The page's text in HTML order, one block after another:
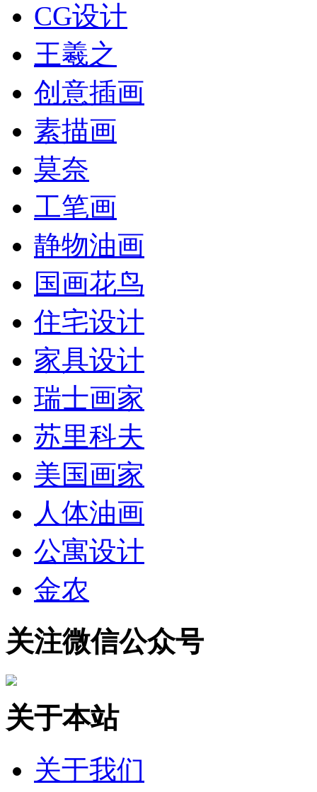
CG设计
王羲之
创意插画
素描画
莫奈
工笔画
静物油画
国画花鸟
住宅设计
家具设计
瑞士画家
苏里科夫
美国画家
人体油画
公寓设计
金农
关注微信公众号
关于本站
关于我们